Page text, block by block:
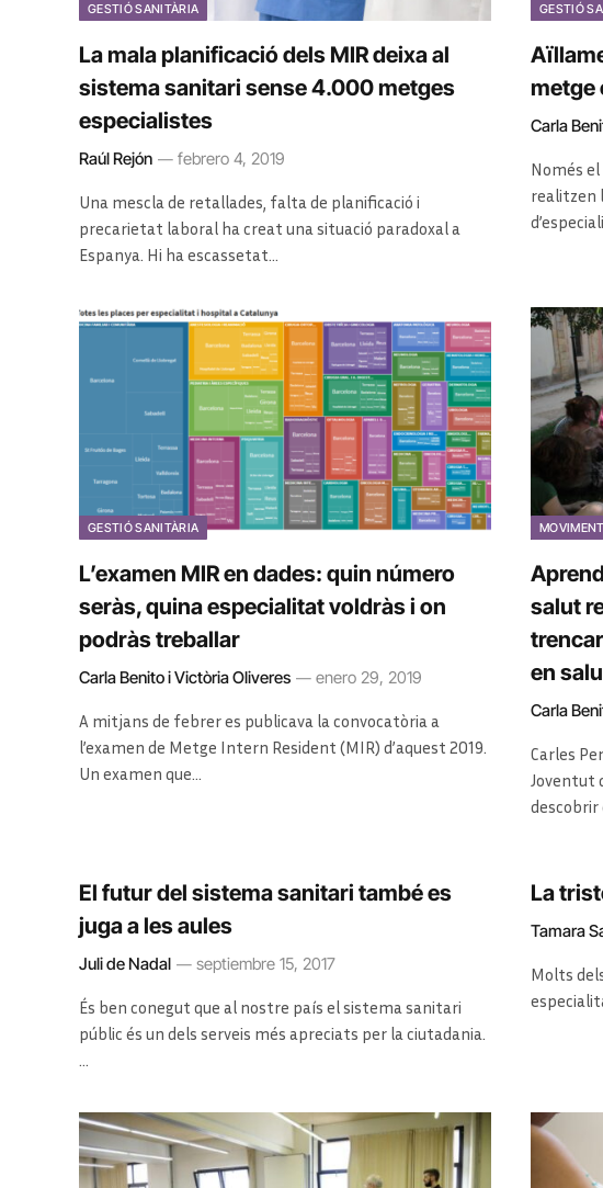
GESTIÓ SANITÀRIA
La mala planificació dels MIR deixa al
sistema sanitari sense 4.000 metges
especialistes
Raúl Rejón febrero 4, 2019
Una mescla de retallades, falta de planificació i
precarietat laboral ha creat una situació paradoxal a
Espanya. Hi ha escassetat…
GESTIÓ
metge
Carla
Només
realitzen
GESTIÓ SANITÀRIA
L’examen MIR en dades: quin número
seràs, quina especialitat voldràs i on
podràs treballar
Carla Benito i Victòria Oliveres enero 29, 2019
A mitjans de febrer es publicava la convocatòria a
l’examen de Metge Intern Resident (MIR) d’aquest 2019.
Un examen que…
salut
en
Carla
Carles
Joventut
descobrir
El futur del sistema sanitari també es
juga a les aules
Juli de Nadal septiembre 15, 2017
És ben conegut que al nostre país el sistema sanitari
públic és un dels serveis més apreciats per la ciutadania.
La
Tamara
Molts